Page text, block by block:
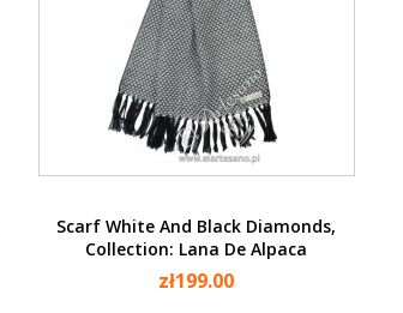
Scarf White And Black Diamonds,
Collection: Lana De Alpaca
zł199.00
Quick view